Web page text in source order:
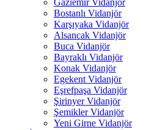
Gaziemir Vidanjör
Bostanlı Vidanjör
Karşıyaka Vidanjör
Alsancak Vidanjör
Buca Vidanjör
Bayraklı Vidanjör
Konak Vidanjör
Egekent Vidanjör
Eşrefpaşa Vidanjör
Şirinyer Vidanjör
Şemikler Vidanjör
Yeni Girne Vidanjör